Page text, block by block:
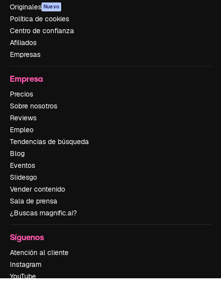
Originales Nuevo
Política de cookies
Centro de confianza
Afiliados
Empresas
Empresa
Precios
Sobre nosotros
Reviews
Empleo
Tendencias de búsqueda
Blog
Eventos
Slidesgo
Vender contenido
Sala de prensa
¿Buscas magnific.ai?
Síguenos
Atención al cliente
Instagram
YouTube